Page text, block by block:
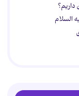
السلام